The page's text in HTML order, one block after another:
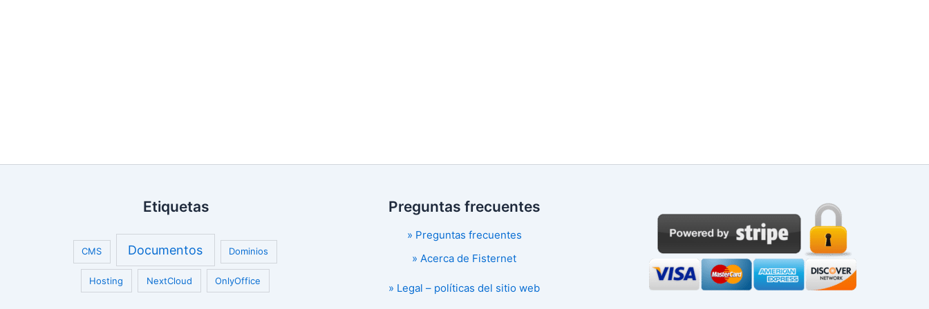
Etiquetas
CMS Documentos Dominios
Hosting NextCloud OnlyOffice
Preguntas frecuentes
» Preguntas frecuentes
» Acerca de Fisternet
» Legal – políticas del sitio web